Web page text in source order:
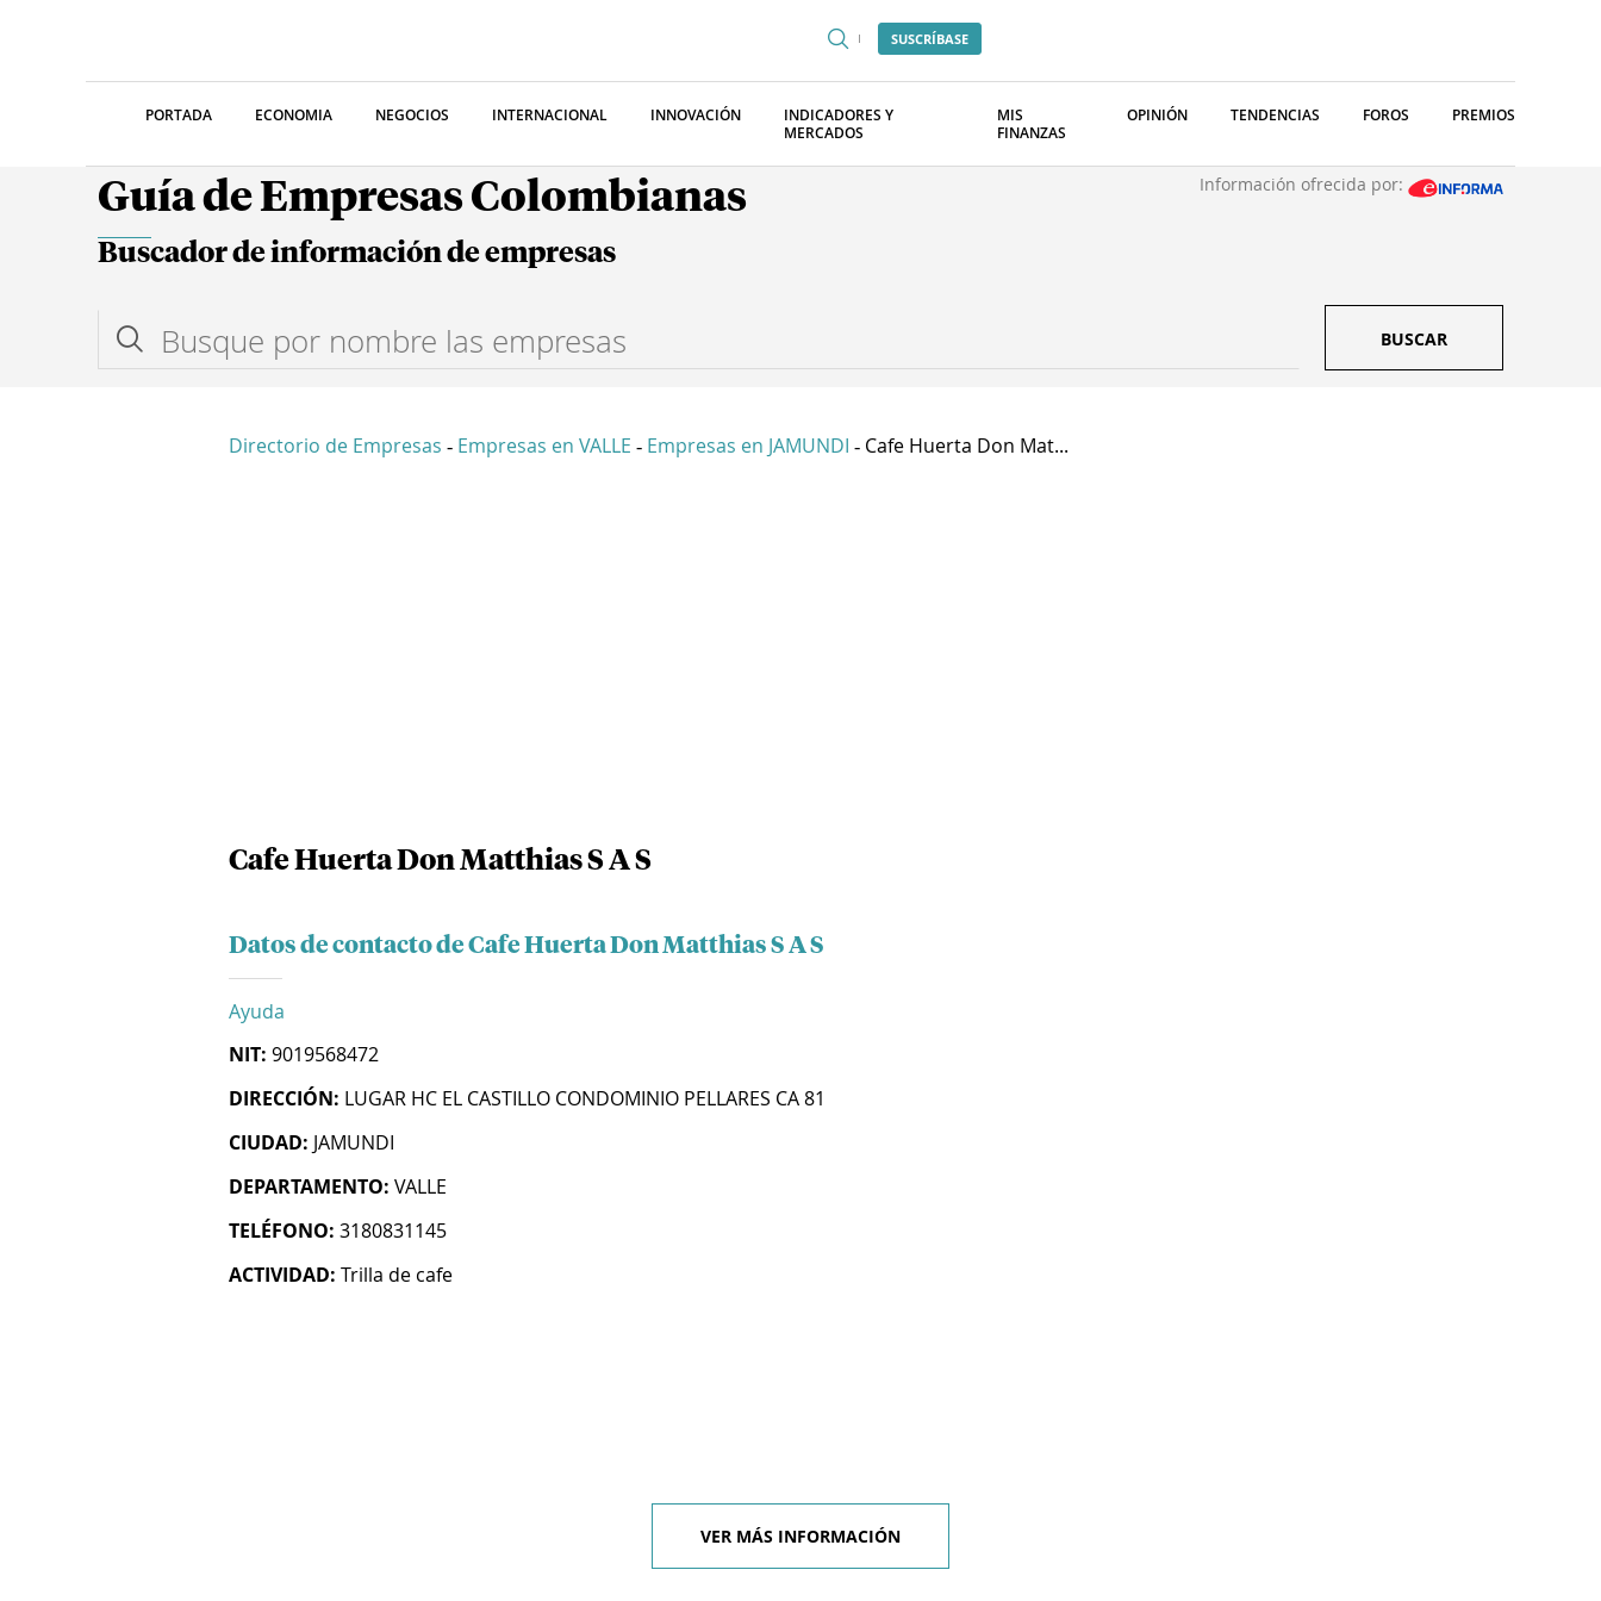
SUSCRÍBASE
PORTADA ECONOMIA NEGOCIOS INTERNACIONAL INNOVACIÓN
INDICADORES Y
MERCADOS
MIS
FINANZAS
OPINIÓN TENDENCIAS FOROS PREMIOS
Guía de Empresas Colombianas Información ofrecida por:
Buscador de información de empresas
BUSCAR
Directorio de Empresas - Empresas en VALLE - Empresas en JAMUNDI - Cafe Huerta Don Mat...
Cafe Huerta Don Matthias S A S
Datos de contacto de Cafe Huerta Don Matthias S A S
Ayuda
NIT: 9019568472
DIRECCIÓN: LUGAR HC EL CASTILLO CONDOMINIO PELLARES CA 81
CIUDAD: JAMUNDI
DEPARTAMENTO: VALLE
TELÉFONO: 3180831145
ACTIVIDAD: Trilla de cafe
VER MÁS INFORMACIÓN